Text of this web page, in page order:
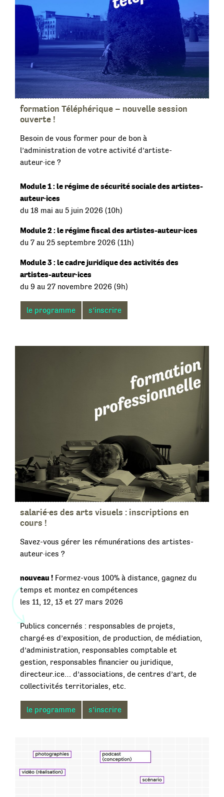
formation Téléphérique – nouvelle session
ouverte !
Besoin de vous former pour de bon à
l’administration de votre activité d’artiste-
auteur·ice ?
Module 1 : le régime de sécurité sociale des artistes-
auteur·ices
du 18 mai au 5 juin 2026 (10h)
Module 2 : le régime fiscal des artistes-auteur·ices
du 7 au 25 septembre 2026 (11h)
Module 3 : le cadre juridique des activités des
artistes-auteur·ices
du 9 au 27 novembre 2026 (9h)
le programme s’inscrire
salarié·es des arts visuels : inscriptions en
cours !
Savez-vous gérer les rémunérations des artistes-
auteur·ices ?
nouveau ! Formez-vous 100% à distance, gagnez du
temps et montez en compétences
les 11, 12, 13 et 27 mars 2026
Publics concernés : responsables de projets,
chargé·es d’exposition, de production, de médiation,
d’administration, responsables comptable et
gestion, responsables financier ou juridique,
directeur.ice… d’associations, de centres d’art, de
collectivités territoriales, etc.
le programme s’inscrire